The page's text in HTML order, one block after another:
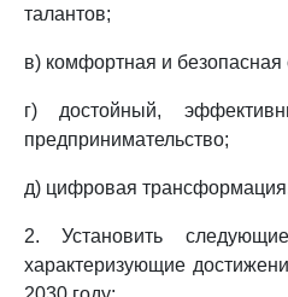
талантов;
в) комфортная и безопасная
г) достойный,
предпринимательство;
д) цифровая
2. Установить
характеризующие